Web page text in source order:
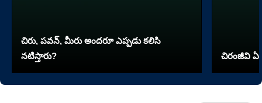
చిరు, పవన్, మీరు అందరూ ఎప్పడు కలిసి
నటిస్తారు?
చిరంజీవి ఏ